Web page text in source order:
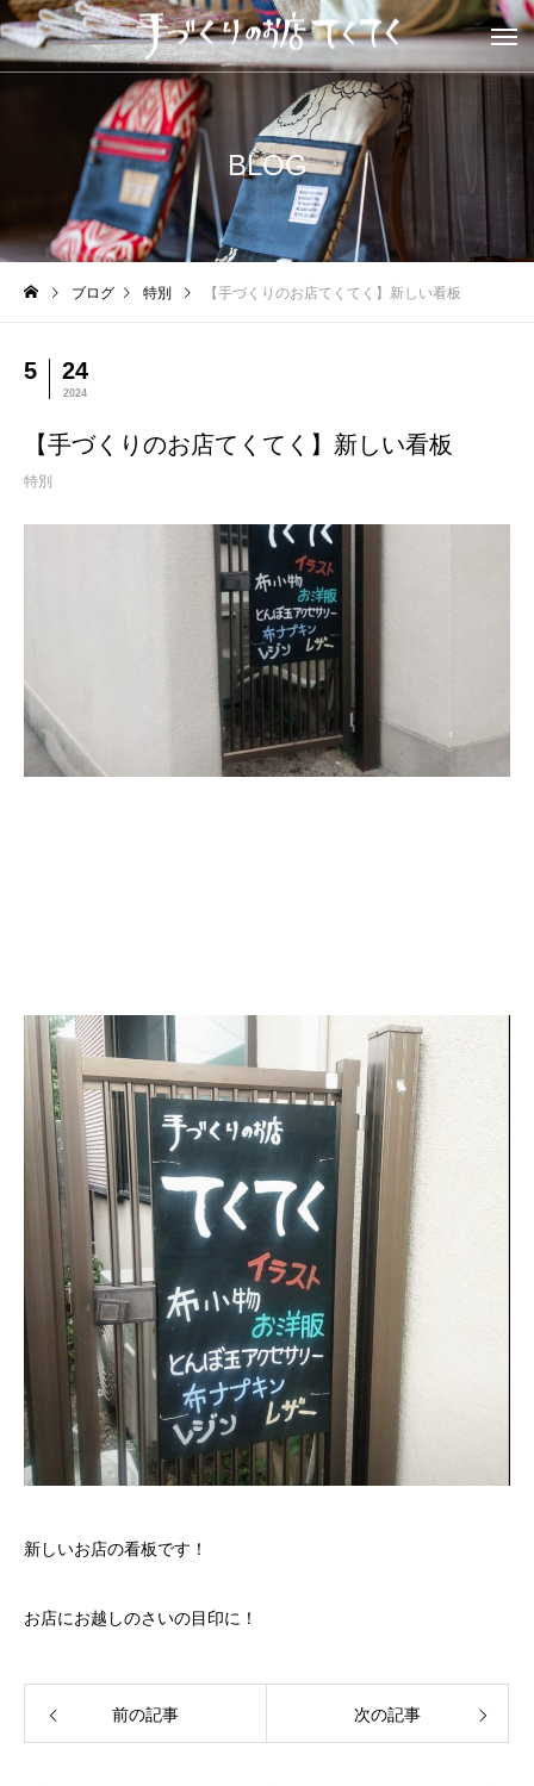
BLOG
ブログ 特別 【手づくりのお店てくてく】新しい看板
5 24
2024
【手づくりのお店てくてく】新しい看板
特別
新しいお店の看板です！
お店にお越しのさいの目印に！
前の記事 次の記事